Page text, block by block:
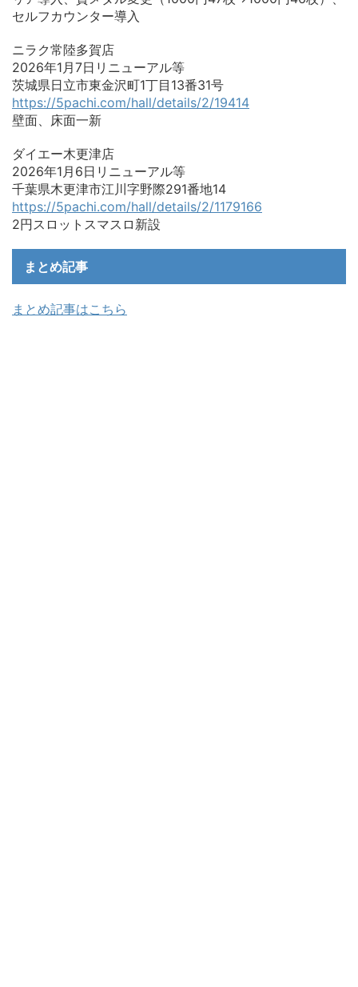
セルフカウンター導入
ニラク常陸多賀店
2026年1月7日リニューアル等
茨城県日立市東金沢町1丁目13番31号
https://5pachi.com/hall/details/2/19414
壁面、床面一新
ダイエー木更津店
2026年1月6日リニューアル等
千葉県木更津市江川字野際291番地14
https://5pachi.com/hall/details/2/1179166
2円スロットスマスロ新設
まとめ記事
まとめ記事はこちら